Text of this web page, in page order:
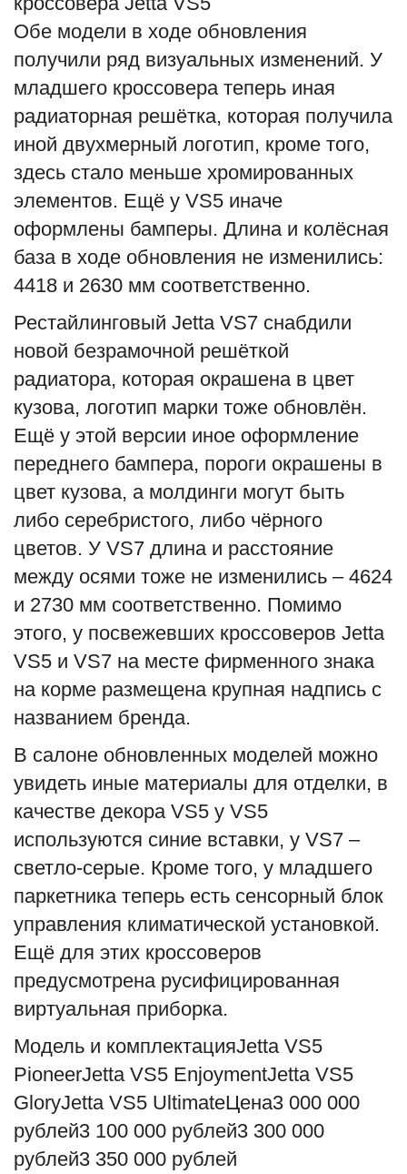
Обе модели в ходе обновления
получили ряд визуальных изменений. У
младшего кроссовера теперь иная
радиаторная решётка, которая получила
иной двухмерный логотип, кроме того,
здесь стало меньше хромированных
элементов. Ещё у VS5 иначе
оформлены бамперы. Длина и колёсная
база в ходе обновления не изменились:
4418 и 2630 мм соответственно.
Рестайлинговый Jetta VS7 снабдили
новой безрамочной решёткой
радиатора, которая окрашена в цвет
кузова, логотип марки тоже обновлён.
Ещё у этой версии иное оформление
переднего бампера, пороги окрашены в
цвет кузова, а молдинги могут быть
либо серебристого, либо чёрного
цветов. У VS7 длина и расстояние
между осями тоже не изменились – 4624
и 2730 мм соответственно. Помимо
этого, у посвежевших кроссоверов Jetta
VS5 и VS7 на месте фирменного знака
на корме размещена крупная надпись с
названием бренда.
В салоне обновленных моделей можно
увидеть иные материалы для отделки, в
качестве декора VS5 у VS5
используются синие вставки, у VS7 –
светло-серые. Кроме того, у младшего
паркетника теперь есть сенсорный блок
управления климатической установкой.
Ещё для этих кроссоверов
предусмотрена русифицированная
виртуальная приборка.
Модель и комплектацияJetta VS5
PioneerJetta VS5 EnjoymentJetta VS5
GloryJetta VS5 UltimateЦена3 000 000
рублей3 100 000 рублей3 300 000
рублей3 350 000 рублей